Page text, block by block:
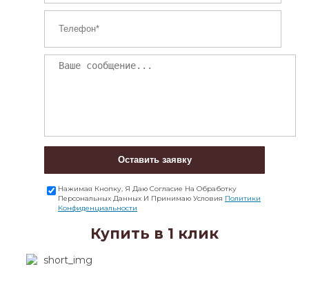
Оставить заявку
Нажимая Кнопку, Я Даю Согласие На Обработку
Персональных Данных И Принимаю Условия Политики
Конфиденциальности
Купить в 1 клик